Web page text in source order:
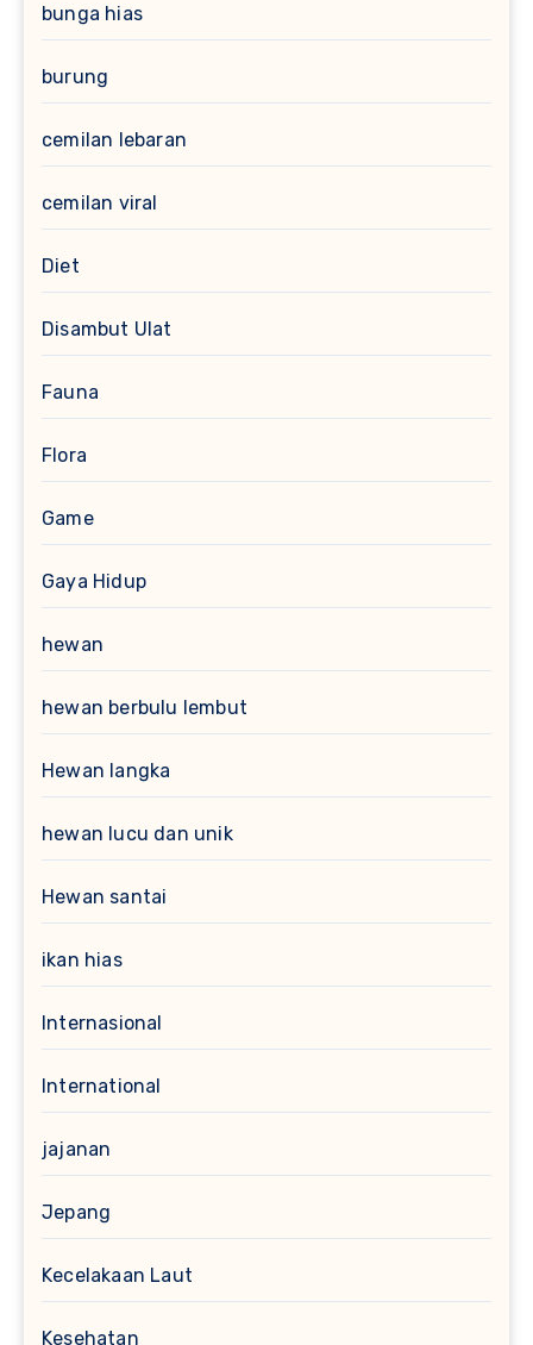
bunga hias
burung
cemilan lebaran
cemilan viral
Diet
Disambut Ulat
Fauna
Flora
Game
Gaya Hidup
hewan
hewan berbulu lembut
Hewan langka
hewan lucu dan unik
Hewan santai
ikan hias
Internasional
International
jajanan
Jepang
Kecelakaan Laut
Kesehatan